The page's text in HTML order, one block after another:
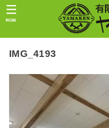
MENU
IMG_4193